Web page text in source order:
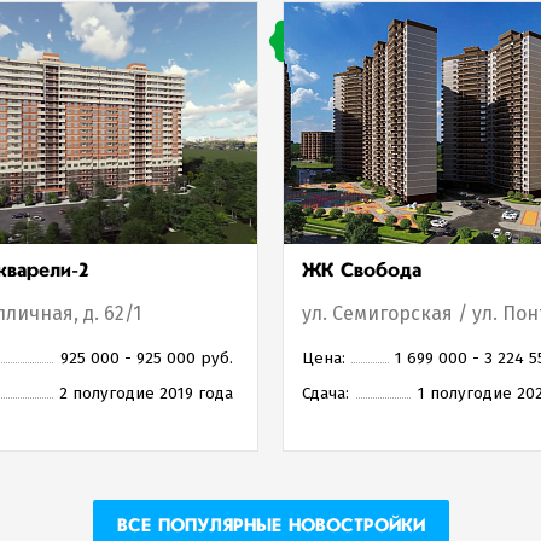
2
д. 62/1
925 000 - 925 000 руб.
2 полугодие 2019 года
ЖК Свобода
Цена:
1 699 000 - 3 224
Сдача:
1 полугодие
ВСЕ ПОПУЛЯРНЫЕ НОВОСТРОЙКИ